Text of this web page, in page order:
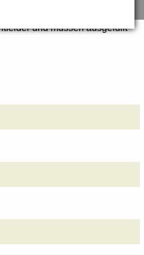
und müssen ausgefüllt